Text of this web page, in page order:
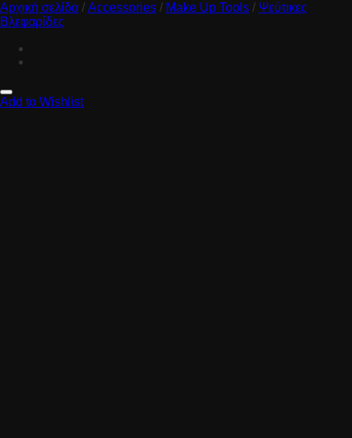
Αρχική σελίδα / Accessories / Make Up Tools / Ψεύτικες
Βλεφαρίδες
Add to Wishlist